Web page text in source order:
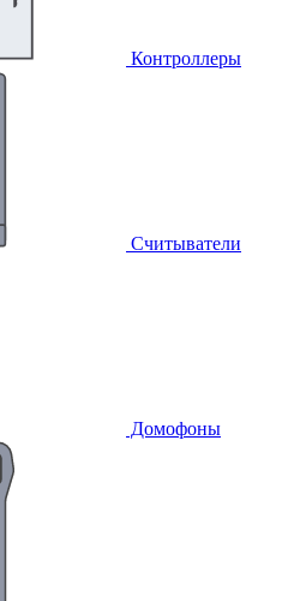
Контроллеры
Считыватели
Домофоны